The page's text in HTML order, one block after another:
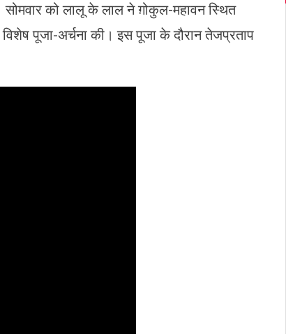
सोमवार को लालू के लाल ने ग़ोकुल-महावन स्थित
पूजा-अर्चना की। इस पूजा के दौरान तेजप्रताप